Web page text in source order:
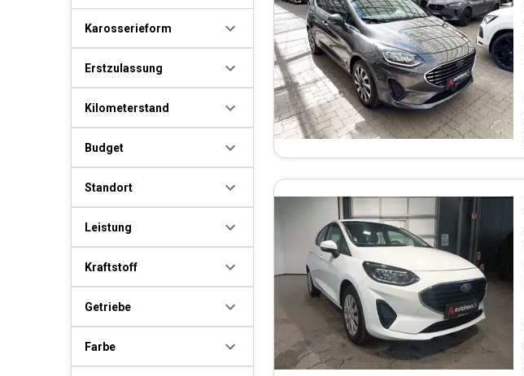
Karosserieform
Erstzulassung
Kilometerstand
Budget
Standort
Leistung
Kraftstoff
Getriebe
Farbe